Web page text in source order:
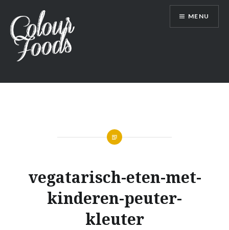
content
vol kleur
MENU
vegatarisch-eten-met-
kinderen-peuter-
kleuter